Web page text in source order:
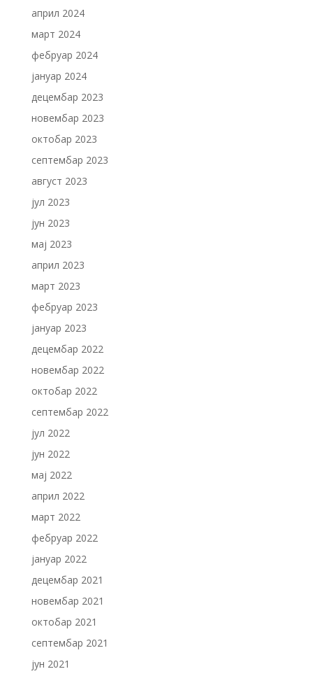
април 2024
март 2024
фебруар 2024
јануар 2024
децембар 2023
новембар 2023
октобар 2023
септембар 2023
август 2023
јул 2023
јун 2023
мај 2023
април 2023
март 2023
фебруар 2023
јануар 2023
децембар 2022
новембар 2022
октобар 2022
септембар 2022
јул 2022
јун 2022
мај 2022
април 2022
март 2022
фебруар 2022
јануар 2022
децембар 2021
новембар 2021
октобар 2021
септембар 2021
јун 2021